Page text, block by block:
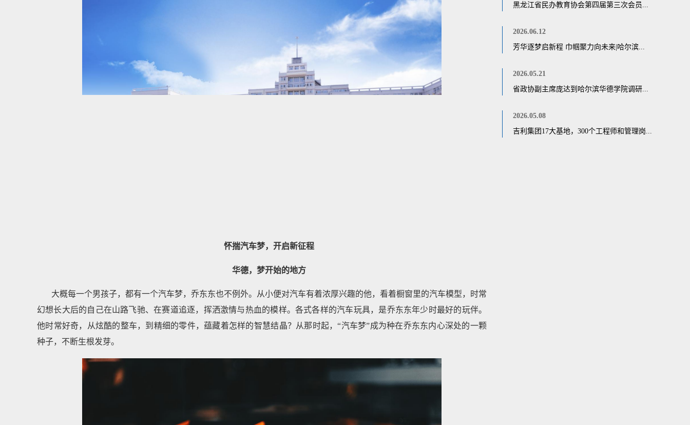
怀揣汽车梦，开启新征程
华德，梦开始的地方
大概每一个男孩子，都有一个汽车梦，乔东东也不例外。从小便对汽车有着浓厚兴趣的他，看着橱窗里的汽车模型，时常
幻想长大后的自己在山路飞驰、在赛道追逐，挥洒激情与热血的模样。各式各样的汽车玩具，是乔东东年少时最好的玩伴。
他时常好奇，从炫酷的整车，到精细的零件，蕴藏着怎样的智慧结晶？从那时起，“汽车梦”成为种在乔东东内心深处的一颗
种子，不断生根发芽。
黑龙江省民办教育协会第四届第三次会员...
2026.06.12
芳华逐梦启新程 巾帼聚力向未来|哈尔滨...
2026.05.21
省政协副主席庞达到哈尔滨华德学院调研...
2026.05.08
吉利集团17大基地，300个工程师和管理岗...